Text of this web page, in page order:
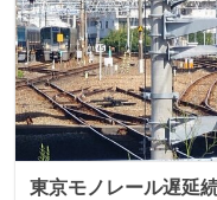
東京モノレール遅延